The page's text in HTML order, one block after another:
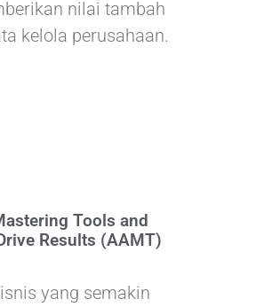
nilai tambah
kelola perusahaan.
Tools and
Results (AAMT)
yang semakin